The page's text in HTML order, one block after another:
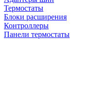
Термостаты
Блоки расширения
Контроллеры
Панели термостаты